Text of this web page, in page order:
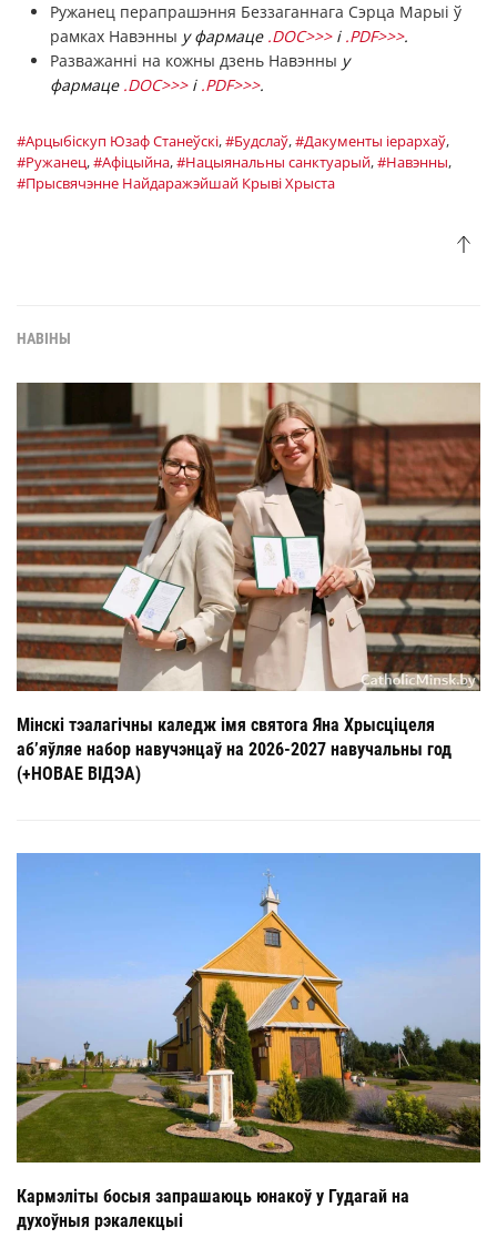
Ружанец перапрашэння Беззаганнага Сэрца Марыі ў
рамках Навэнны у фармаце .DOC>>>і .PDF>>>.
Разважанні на кожны дзень Навэнны у
фармаце .DOC>>>і .PDF>>>.
#Арцыбiскуп Юзаф Станеўскі,#Будслаў,#Дакументы іерархаў,
#Ружанец,#Афіцыйна,#Нацыянальны санктуарый,#Навэнны,
#Прысвячэнне Найдаражэйшай Крыві Хрыста
НАВІНЫ
Мінскі тэалагічны каледж імя святога Яна Хрысціцеля
аб’яўляе набор навучэнцаў на 2026-2027 навучальны год
(+НОВАЕ ВІДЭА)
Кармэліты босыя запрашаюць юнакоў у Гудагай на
духоўныя рэкалекцыі